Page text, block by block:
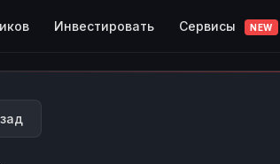
Инвестировать Сервисы NEW